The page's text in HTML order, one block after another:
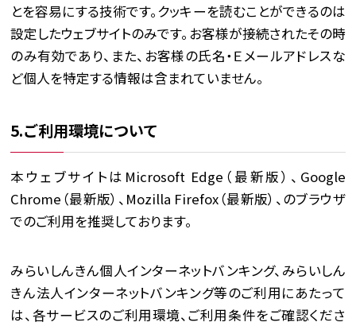
とを容易にする技術です。クッキーを読むことができるのは
設定したウェブサイトのみです。お客様が接続されたその時
のみ有効であり、また、お客様の氏名・Ｅメールアドレスな
ど個人を特定する情報は含まれていません。
5.ご利用環境について
本ウェブサイトはMicrosoft Edge（最新版）、Google
Chrome（最新版）、Mozilla Firefox（最新版）、のブラウザ
でのご利用を推奨しております。
みらいしんきん個人インターネットバンキング、みらいしん
きん法人インターネットバンキング等のご利用にあたって
は、各サービスのご利用環境、ご利用条件をご確認くださ